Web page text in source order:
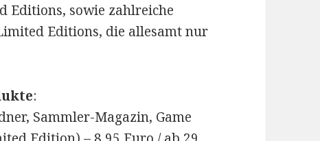
Editions, sowie zahlreiche
Editions, die allesamt nur
:
Sammler-Magazin, Game